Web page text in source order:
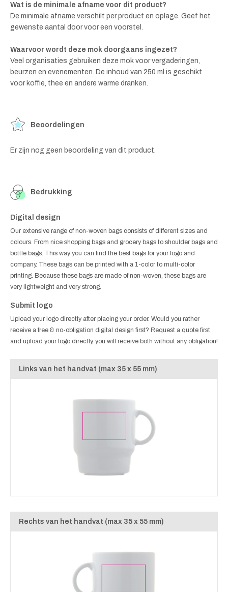
Wat is de minimale afname voor dit product?
De minimale afname verschilt per product en oplage. Geef het
gewenste aantal door voor een voorstel.
Waarvoor wordt deze mok doorgaans ingezet?
Veel organisaties gebruiken deze mok voor vergaderingen,
beurzen en evenementen. De inhoud van 250 ml is geschikt
voor koffie, thee en andere warme dranken.
Beoordelingen
Er zijn nog geen beoordeling van dit product.
Bedrukking
Digital design
Our extensive range of non-woven bags consists of different sizes and
colours. From nice shopping bags and grocery bags to shoulder bags and
bottle bags. This way you can find the best bags for your logo and
company. These bags can be printed with a 1-color to multi-color
printing. Because these bags are made of non-woven, these bags are
very lightweight and very strong.
Submit logo
Upload your logo directly after placing your order. Would you rather
receive a free & no-obligation digital design first? Request a quote first
and upload your logo directly, you will receive both without any obligation!
Links van het handvat (max 35 x 55 mm)
Rechts van het handvat (max 35 x 55 mm)